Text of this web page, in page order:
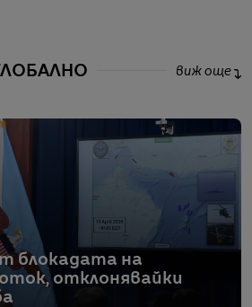
виж още
блокадата на
отклонявайки